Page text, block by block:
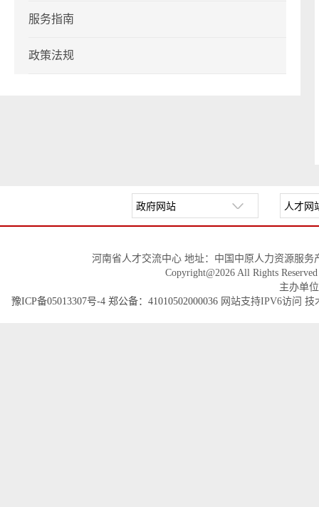
服务指南
政策法规
河南省人才交流中心 地址：中国中原人力资源服
Copyright@2026 All Rights
主办单
豫ICP备05013307号-4 郑公备：41010502000036 网站支持IPV6访问 技